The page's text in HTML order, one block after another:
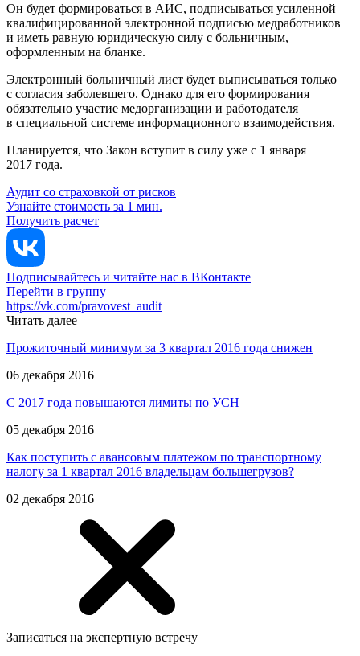
Он будет формироваться в АИС, подписываться усиленной
квалифицированной электронной подписью медработников
и иметь равную юридическую силу с больничным,
оформленным на бланке.
Электронный больничный лист будет выписываться только
с согласия заболевшего. Однако для его формирования
обязательно участие медорганизации и работодателя
в специальной системе информационного взаимодействия.
Планируется, что Закон вступит в силу уже с 1 января
2017 года.
Аудит со страховкой от рисков
Узнайте стоимость за 1 мин.
Получить расчет
Подписывайтесь и читайте нас в ВКонтакте
Перейти в группу
https://vk.com/pravovest_audit
Читать далее
Прожиточный минимум за 3 квартал 2016 года снижен
06 декабря 2016
С 2017 года повышаются лимиты по УСН
05 декабря 2016
Как поступить с авансовым платежом по транспортному
налогу за 1 квартал 2016 владельцам большегрузов?
02 декабря 2016
Записаться на экспертную встречу